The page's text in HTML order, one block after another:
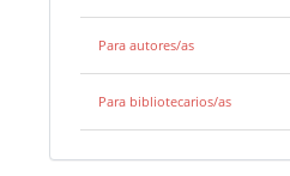
Para autores/as
Para bibliotecarios/as